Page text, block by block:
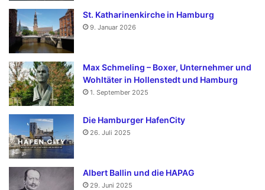
St. Katharinenkirche in Hamburg
9. Januar 2026
Max Schmeling – Boxer, Unternehmer und
Wohltäter in Hollenstedt und Hamburg
1. September 2025
Die Hamburger HafenCity
26. Juli 2025
Albert Ballin und die HAPAG
29. Juni 2025